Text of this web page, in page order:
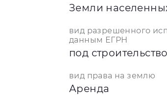
Земли
вид разрешенного
данным ЕГРН
под
вид права на землю
Аренда